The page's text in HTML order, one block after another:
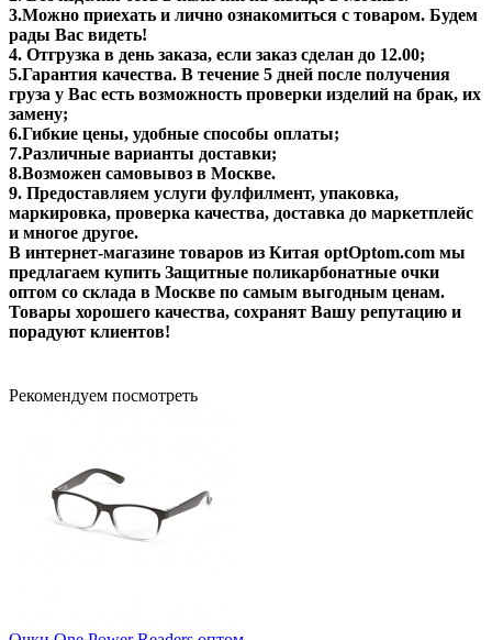
3.Можно приехать и лично ознакомиться с товаром. Будем
рады Вас видеть!
4. Отгрузка в день заказа, если заказ сделан до 12.00;
5.Гарантия качества. В течение 5 дней после получения
груза у Вас есть возможность проверки изделий на брак, их
замену;
6.Гибкие цены, удобные способы оплаты;
7.Различные варианты доставки;
8.Возможен самовывоз в Москве.
9. Предоставляем услуги фулфилмент, упаковка,
маркировка, проверка качества, доставка до маркетплейс
и многое другое.
В интернет-магазине товаров из Китая optOptom.com мы
предлагаем купить Защитные поликарбонатные очки
оптом со склада в Москве по самым выгодным ценам.
Товары хорошего качества, сохранят Вашу репутацию и
порадуют клиентов!
Рекомендуем посмотреть